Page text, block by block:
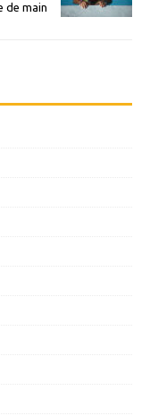
de main